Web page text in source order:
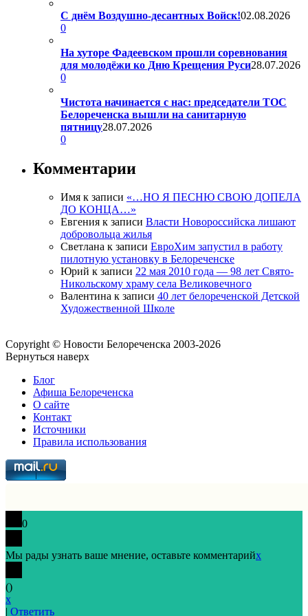
С днём Воздушно-десантных Войск!02.08.2026
0
На хуторе Фадеевском прошли соревнования
для молодёжи ко Дню Крещения Руси28.07.2026
0
Чистота начинается с нас: председатели ТОС
Белореченска вышли на санитарную
пятницу28.07.2026
0
Комментарии
Имя к записи «…НО Я ПЕСНЮ СВОЮ ДОПЕЛА
ДО КОНЦА…»
Евгения к записи Власти Новороссийска лишают
добровольца жилья
Светлана к записи ЕвроХим запустил в работу
пилотную установку в Белореченске
Юрий к записи 22 мая 2010 года — 98 лет Свято-
Никольскому храму села Великовечного
Валентина к записи 40 лет белореченской Детской
Художественной Школе
Copyright © Новости Белореченска 2003-2026
Вернуться наверх
Блог
Афиша Белореченска
О сайте
Контакт
Источники
Правила использования
0
Мы рады узнать ваше мнение, оставьте комментарийx
()
x
| Ответить